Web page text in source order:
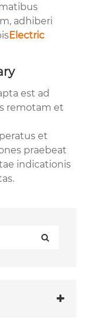
adhiberi
Electric
est ad
remotam et
et
praebeat
indicationis